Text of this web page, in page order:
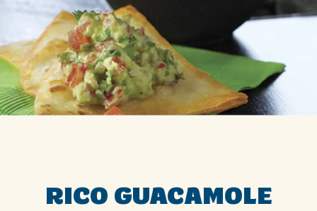
RICO GUACAMOLE